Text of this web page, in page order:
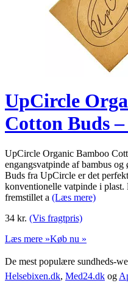
UpCircle
Cotton Buds
UpCircle Organic Bamboo
engangsvatpinde af bambus
Buds fra UpCircle er det
konventionelle vatpinde i
fremstillet a (Læs mere)
34 kr. (Vis fragtpris)
Læs mere »Køb nu »
De mest populære sundheds-
Helsebixen.dk, Med24.dk og